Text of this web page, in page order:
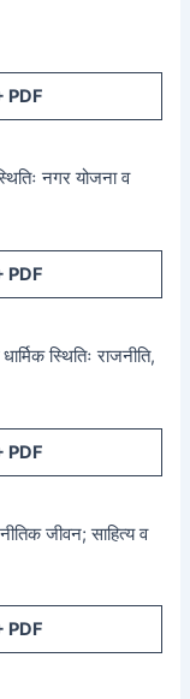
PDF
नगर योजना व
PDF
स्थितिः राजनीति,
PDF
जीवन; साहित्य व
PDF